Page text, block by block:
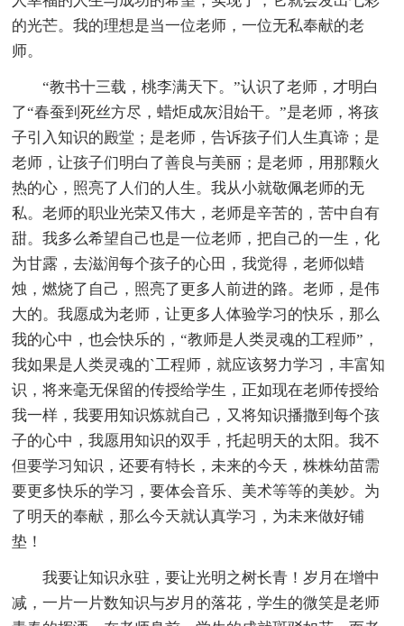
的光芒。我的理想是当一位老师，一位无私奉献的老
师。
“教书十三载，桃李满天下。”认识了老师，才明白
了“春蚕到死丝方尽，蜡炬成灰泪始干。”是老师，将孩
子引入知识的殿堂；是老师，告诉孩子们人生真谛；是
老师，让孩子们明白了善良与美丽；是老师，用那颗火
热的心，照亮了人们的人生。我从小就敬佩老师的无
私。老师的职业光荣又伟大，老师是辛苦的，苦中自有
甜。我多么希望自己也是一位老师，把自己的一生，化
为甘露，去滋润每个孩子的心田，我觉得，老师似蜡
烛，燃烧了自己，照亮了更多人前进的路。老师，是伟
大的。我愿成为老师，让更多人体验学习的快乐，那么
我的心中，也会快乐的，“教师是人类灵魂的工程师”，
我如果是人类灵魂的`工程师，就应该努力学习，丰富知
识，将来毫无保留的传授给学生，正如现在老师传授给
我一样，我要用知识炼就自己，又将知识播撒到每个孩
子的心中，我愿用知识的双手，托起明天的太阳。我不
但要学习知识，还要有特长，未来的今天，株株幼苗需
要更多快乐的学习，要体会音乐、美术等等的美妙。为
了明天的奉献，那么今天就认真学习，为未来做好铺
垫！
我要让知识永驻，要让光明之树长青！岁月在增中
减，一片一片数知识与岁月的落花，学生的微笑是老师